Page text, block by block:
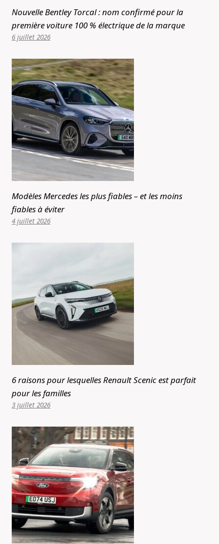
Nouvelle Bentley Torcal : nom confirmé pour la
première voiture 100 % électrique de la marque
6 juillet 2026
Modèles Mercedes les plus fiables – et les moins
fiables à éviter
4 juillet 2026
6 raisons pour lesquelles Renault Scenic est parfait
pour les familles
3 juillet 2026